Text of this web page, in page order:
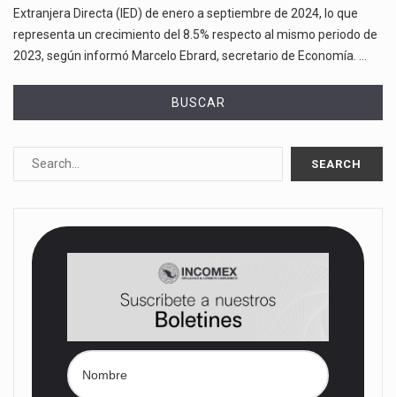
Extranjera Directa (IED) de enero a septiembre de 2024, lo que
representa un crecimiento del 8.5% respecto al mismo periodo de
2023, según informó Marcelo Ebrard, secretario de Economía. …
BUSCAR